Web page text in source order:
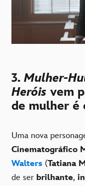
3. Mulher-
Heróis vem
de mulher é
Uma nova
Cinematográfico
Walters (Tatiana
de ser brilhante,